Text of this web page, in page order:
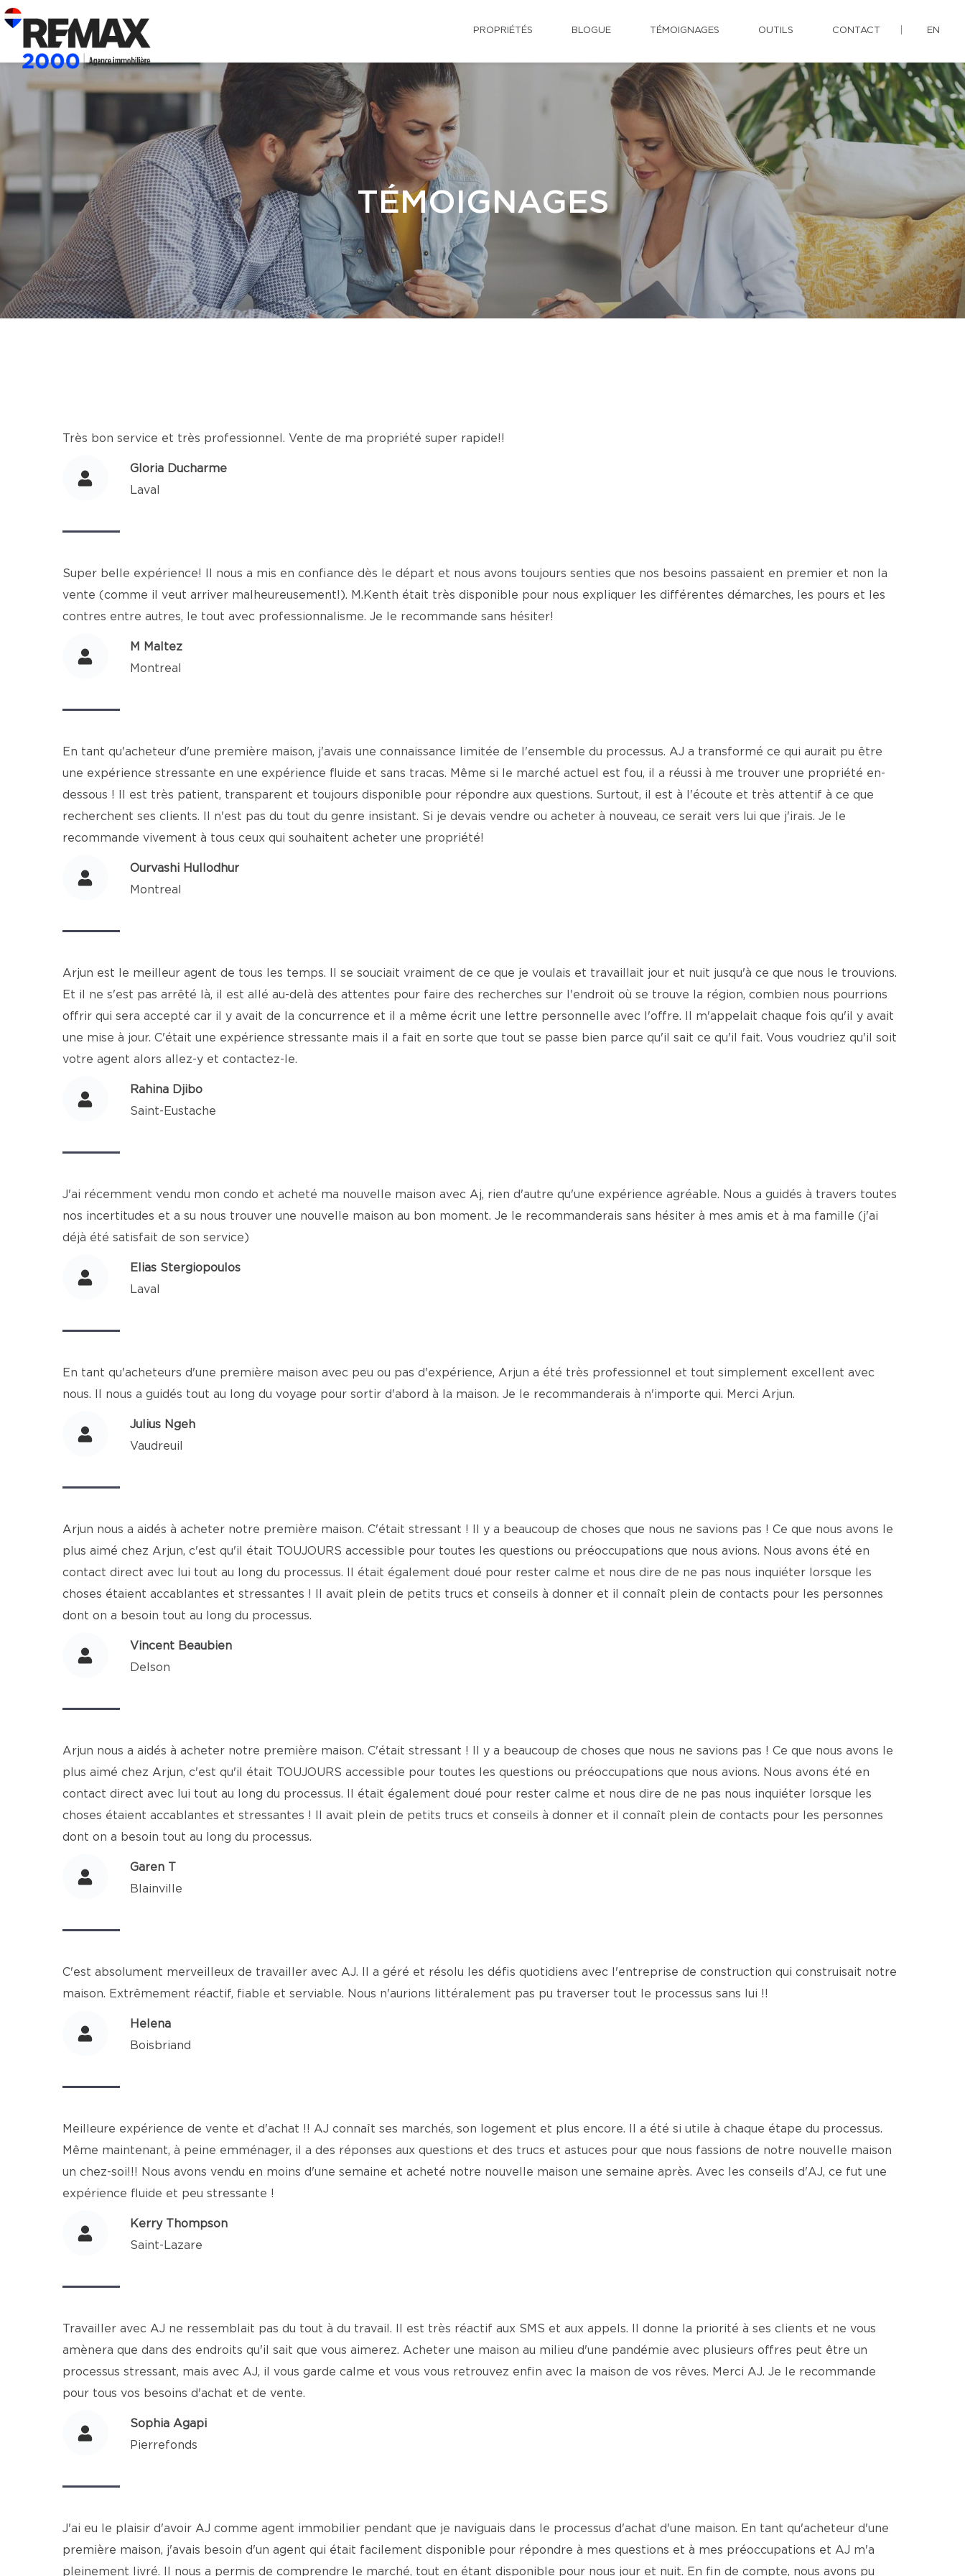
PROPRIÉTÉS BLOGUE TÉMOIGNAGES OUTILS CONTACT EN
TÉMOIGNAGES
Très bon service et très professionnel. Vente de ma propriété super rapide!!
Gloria Ducharme
Laval
Super belle expérience! Il nous a mis en confiance dès le départ et nous avons toujours senties que nos besoins passaient en premier et non la
vente (comme il veut arriver malheureusement!). M.Kenth était très disponible pour nous expliquer les différentes démarches, les pours et les
contres entre autres, le tout avec professionnalisme. Je le recommande sans hésiter!
M Maltez
Montreal
En tant qu'acheteur d'une première maison, j'avais une connaissance limitée de l'ensemble du processus. AJ a transformé ce qui aurait pu être
une expérience stressante en une expérience fluide et sans tracas. Même si le marché actuel est fou, il a réussi à me trouver une propriété en-
dessous ! Il est très patient, transparent et toujours disponible pour répondre aux questions. Surtout, il est à l'écoute et très attentif à ce que
recherchent ses clients. Il n'est pas du tout du genre insistant. Si je devais vendre ou acheter à nouveau, ce serait vers lui que j'irais. Je le
recommande vivement à tous ceux qui souhaitent acheter une propriété!
Ourvashi Hullodhur
Montreal
Arjun est le meilleur agent de tous les temps. Il se souciait vraiment de ce que je voulais et travaillait jour et nuit jusqu'à ce que nous le trouvions.
Et il ne s'est pas arrêté là, il est allé au-delà des attentes pour faire des recherches sur l'endroit où se trouve la région, combien nous pourrions
offrir qui sera accepté car il y avait de la concurrence et il a même écrit une lettre personnelle avec l'offre. Il m'appelait chaque fois qu'il y avait
une mise à jour. C'était une expérience stressante mais il a fait en sorte que tout se passe bien parce qu'il sait ce qu'il fait. Vous voudriez qu'il soit
votre agent alors allez-y et contactez-le.
Rahina Djibo
Saint-Eustache
J'ai récemment vendu mon condo et acheté ma nouvelle maison avec Aj, rien d'autre qu'une expérience agréable. Nous a guidés à travers toutes
nos incertitudes et a su nous trouver une nouvelle maison au bon moment. Je le recommanderais sans hésiter à mes amis et à ma famille (j'ai
déjà été satisfait de son service)
Elias Stergiopoulos
Laval
En tant qu'acheteurs d'une première maison avec peu ou pas d'expérience, Arjun a été très professionnel et tout simplement excellent avec
nous. Il nous a guidés tout au long du voyage pour sortir d'abord à la maison. Je le recommanderais à n'importe qui. Merci Arjun.
Julius Ngeh
Vaudreuil
Arjun nous a aidés à acheter notre première maison. C'était stressant ! Il y a beaucoup de choses que nous ne savions pas ! Ce que nous avons le
plus aimé chez Arjun, c'est qu'il était TOUJOURS accessible pour toutes les questions ou préoccupations que nous avions. Nous avons été en
contact direct avec lui tout au long du processus. Il était également doué pour rester calme et nous dire de ne pas nous inquiéter lorsque les
choses étaient accablantes et stressantes ! Il avait plein de petits trucs et conseils à donner et il connaît plein de contacts pour les personnes
dont on a besoin tout au long du processus.
Vincent Beaubien
Delson
Arjun nous a aidés à acheter notre première maison. C'était stressant ! Il y a beaucoup de choses que nous ne savions pas ! Ce que nous avons le
plus aimé chez Arjun, c'est qu'il était TOUJOURS accessible pour toutes les questions ou préoccupations que nous avions. Nous avons été en
contact direct avec lui tout au long du processus. Il était également doué pour rester calme et nous dire de ne pas nous inquiéter lorsque les
choses étaient accablantes et stressantes ! Il avait plein de petits trucs et conseils à donner et il connaît plein de contacts pour les personnes
dont on a besoin tout au long du processus.
Garen T
Blainville
C'est absolument merveilleux de travailler avec AJ. Il a géré et résolu les défis quotidiens avec l'entreprise de construction qui construisait notre
maison. Extrêmement réactif, fiable et serviable. Nous n'aurions littéralement pas pu traverser tout le processus sans lui !!
Helena
Boisbriand
Meilleure expérience de vente et d'achat !! AJ connaît ses marchés, son logement et plus encore. Il a été si utile à chaque étape du processus.
Même maintenant, à peine emménager, il a des réponses aux questions et des trucs et astuces pour que nous fassions de notre nouvelle maison
un chez-soi!!! Nous avons vendu en moins d'une semaine et acheté notre nouvelle maison une semaine après. Avec les conseils d'AJ, ce fut une
expérience fluide et peu stressante !
Kerry Thompson
Saint-Lazare
Travailler avec AJ ne ressemblait pas du tout à du travail. Il est très réactif aux SMS et aux appels. Il donne la priorité à ses clients et ne vous
amènera que dans des endroits qu'il sait que vous aimerez. Acheter une maison au milieu d'une pandémie avec plusieurs offres peut être un
processus stressant, mais avec AJ, il vous garde calme et vous vous retrouvez enfin avec la maison de vos rêves. Merci AJ. Je le recommande
pour tous vos besoins d'achat et de vente.
Sophia Agapi
Pierrefonds
J'ai eu le plaisir d'avoir AJ comme agent immobilier pendant que je naviguais dans le processus d'achat d'une maison. En tant qu'acheteur d'une
première maison, j'avais besoin d'un agent qui était facilement disponible pour répondre à mes questions et à mes préoccupations et AJ m'a
pleinement livré. Il nous a permis de comprendre le marché, tout en étant disponible pour nous jour et nuit. En fin de compte, nous avons pu